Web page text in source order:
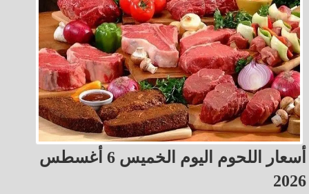
أسعار اللحوم اليوم الخميس 6 أغسطس
2026